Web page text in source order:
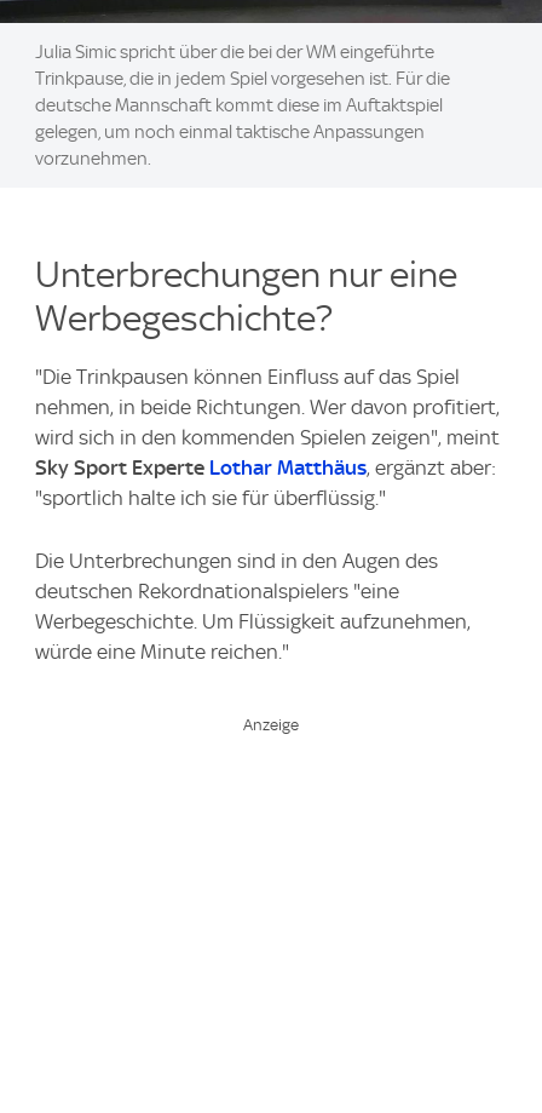
Julia Simic spricht über die bei der WM eingeführte
Trinkpause, die in jedem Spiel vorgesehen ist. Für die
deutsche Mannschaft kommt diese im Auftaktspiel
gelegen, um noch einmal taktische Anpassungen
vorzunehmen.
Unterbrechungen nur eine
Werbegeschichte?
"Die Trinkpausen können Einfluss auf das Spiel
nehmen, in beide Richtungen. Wer davon profitiert,
wird sich in den kommenden Spielen zeigen", meint
Sky Sport Experte Lothar Matthäus, ergänzt aber:
"sportlich halte ich sie für überflüssig."
Die Unterbrechungen sind in den Augen des
deutschen Rekordnationalspielers "eine
Werbegeschichte. Um Flüssigkeit aufzunehmen,
würde eine Minute reichen."